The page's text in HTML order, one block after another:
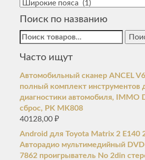
Поиск по названию
Найти:
Часто ищут
Автомобильный сканер ANCEL
полный комплект инструментов
диагностики автомобиля, IMMO
сброс, PK MK808
40128,00 ₽
Android для Toyota Matrix 2 E140
Авторадио мультимедийный
7862 проигрыватель No 2din